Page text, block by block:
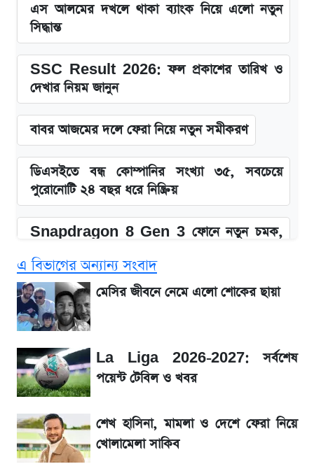
এস আলমের দখলে থাকা ব্যাংক নিয়ে এলো নতুন
সিদ্ধান্ত
SSC Result 2026: ফল প্রকাশের তারিখ ও
দেখার নিয়ম জানুন
বাবর আজমের দলে ফেরা নিয়ে নতুন সমীকরণ
ডিএসইতে বন্ধ কোম্পানির সংখ্যা ৩৫, সবচেয়ে
পুরোনোটি ২৪ বছর ধরে নিষ্ক্রিয়
Snapdragon 8 Gen 3 ফোনে নতুন চমক,
SSC Result 2026: যে ৩ উপায়ে জানা যাবে
ফল
১৮০ দিনের মূল্যায়ন শেষে মন্ত্রিসভায় পরিবর্তন
জেনে নিন আজকের সোনা ও রুপার সর্বশেষ দাম
আগে দেখে নিন, আজকের সোনার নতুন দাম
এ বিভাগের অন্যান্য সংবাদ
মেসির জীবনে নেমে এলো শোকের ছায়া
La Liga 2026-2027: সর্বশেষ
পয়েন্ট টেবিল ও খবর
শেখ হাসিনা, মামলা ও দেশে ফেরা নিয়ে
খোলামেলা সাকিব